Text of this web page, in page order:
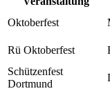
Oktoberfest
Rü Oktoberfest
Schützenfest
Dortmund